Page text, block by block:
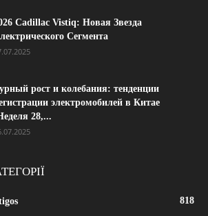
Cadillac Vistiq: Новая Звезда
Сегмента
рост и колебания: тенденции
электромобилей в Китае
28,...
818